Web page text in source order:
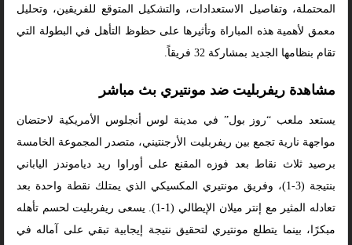
المحتملة، وتفاصيل الاستعدادات، والتشكيل المتوقع للفريقين، وتحليل
معمق لأهمية هذه المباراة وتأثيرها على حظوظ التأهل في البطولة التي
تقام بنظامها الجديد بمشاركة 32 فريقاً.
مشاهدة ريفربليت ضد مونتيري بث مباشر
يستعد ملعب “روز بول” في مدينة لوس أنجلوس الأمريكية لاحتضان
مواجهة نارية تجمع بين ريفربليت الأرجنتيني، متصدر المجموعة الخامسة
برصيد ثلاث نقاط بعد فوزه المقنع على أوراوا ريد دياموندز الياباني
بنتيجة (3-1)، وفريق مونتيري المكسيكي الذي يمتلك نقطة واحدة بعد
تعادله المثير مع إنتر ميلان الإيطالي (1-1). يسعى ريفربليت لحسم تأهله
مبكرًا، بينما يتطلع مونتيري لتحقيق نتيجة إيجابية تبقي على آماله في